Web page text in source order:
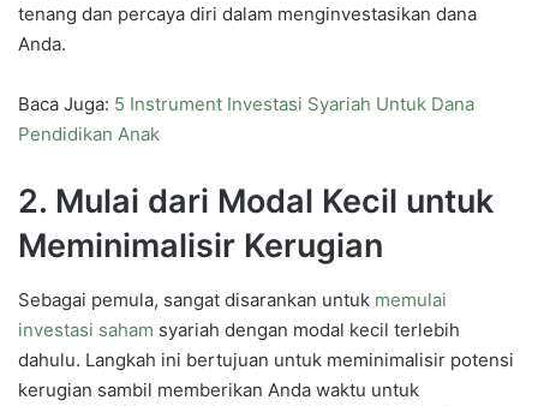
tenang dan percaya diri dalam menginvestasikan dana
Anda.
Baca Juga: 5 Instrument Investasi Syariah Untuk Dana
Pendidikan Anak
2. Mulai dari Modal Kecil untuk
Meminimalisir Kerugian
Sebagai pemula, sangat disarankan untuk memulai
investasi saham syariah dengan modal kecil terlebih
dahulu. Langkah ini bertujuan untuk meminimalisir potensi
kerugian sambil memberikan Anda waktu untuk